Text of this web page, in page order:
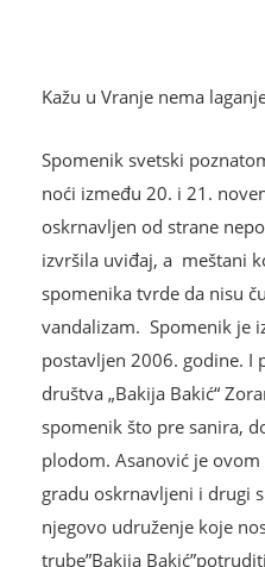
Kažu u Vranje nema
Spomenik svetski
noći između 20. i 21.
oskrnavljen od strane
izvršila uviđaj, a meštani
spomenika tvrde da nisu
vandalizam. Spomenik je
postavljen 2006. godine. I
društva „Bakija Bakić“
spomenik što pre sanira,
plodom. Asanović je
gradu oskrnavljeni i drugi
njegovo udruženje koje
trube”Bakija